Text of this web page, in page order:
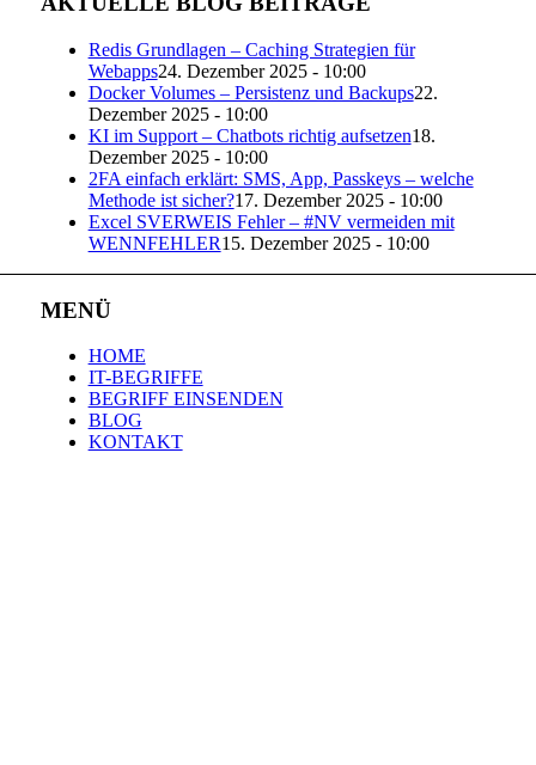
Redis Grundlagen – Caching Strategien für
Webapps24. Dezember 2025 - 10:00
Docker Volumes – Persistenz und Backups22.
Dezember 2025 - 10:00
KI im Support – Chatbots richtig aufsetzen18.
Dezember 2025 - 10:00
2FA einfach erklärt: SMS, App, Passkeys – welche
Methode ist sicher?17. Dezember 2025 - 10:00
Excel SVERWEIS Fehler – #NV vermeiden mit
WENNFEHLER15. Dezember 2025 - 10:00
MENÜ
HOME
IT-BEGRIFFE
BEGRIFF EINSENDEN
BLOG
KONTAKT